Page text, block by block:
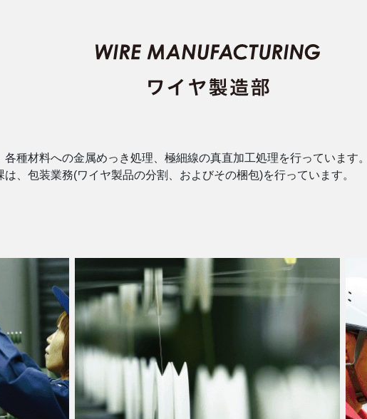
各種材料への金属めっき処理、極細線の真直加工処理を行っています
、包装業務(ワイヤ製品の分割、およびその梱包)を行っています。